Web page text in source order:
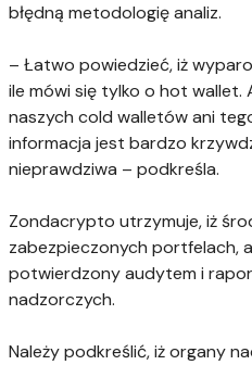
błędną metodologię analiz.
– Łatwo powiedzieć, iż
ile mówi się tylko o hot wallet.
naszych cold walletów ani
informacja jest bardzo
nieprawdziwa – podkreśla.
Zondacrypto utrzymuje, iż
zabezpieczonych portfelach,
potwierdzony audytem i
nadzorczych.
Należy podkreślić, iż organy